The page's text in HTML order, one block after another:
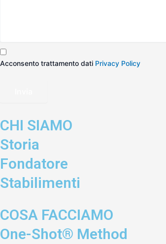
Acconsento trattamento dati Privacy Policy
CHI SIAMO
Storia
Fondatore
Stabilimenti
COSA FACCIAMO
One-Shot® Method